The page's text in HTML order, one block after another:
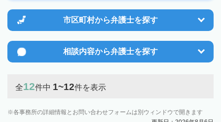
市区町村から弁護士を探す
相談内容から弁護士を探す
全12件中 1~12件を表示
各事務所の詳細情報とお問い合わせフォームは別ウィンドウで開きます